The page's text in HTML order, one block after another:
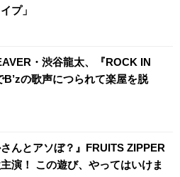
プ」
・渋谷龍太、『ROCK IN
の歌声につられて楽屋を脱
さんとアソぼ？』FRUITS ZIPPER
演！ この遊び、やってはいけま